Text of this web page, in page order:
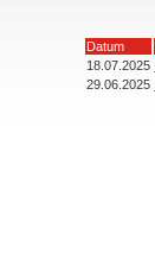
Datum
18.07.2025
29.06.2025